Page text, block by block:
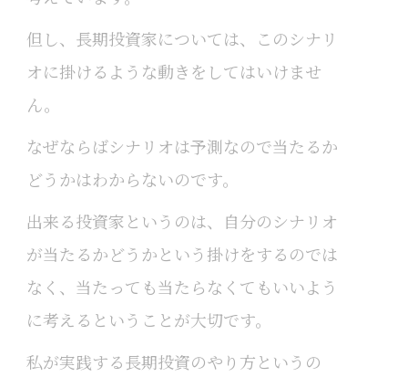
但し、長期投資家については、このシナリ
オに掛けるような動きをしてはいけませ
ん。
なぜならばシナリオは予測なので当たるか
どうかはわからないのです。
出来る投資家というのは、自分のシナリオ
が当たるかどうかという掛けをするのでは
なく、当たっても当たらなくてもいいよう
に考えるということが大切です。
私が実践する長期投資のやり方というの